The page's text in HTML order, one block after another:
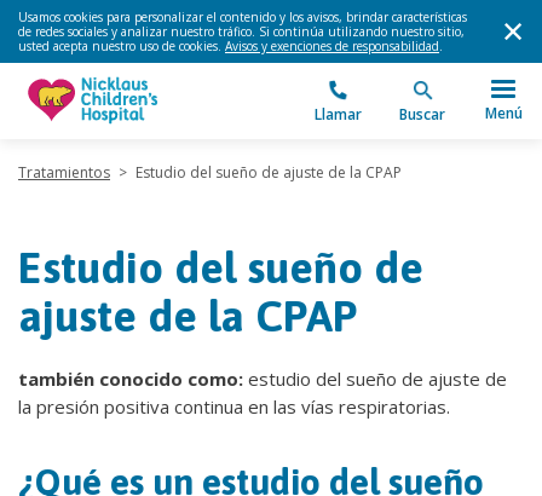
Usamos cookies para personalizar el contenido y los avisos, brindar características
de redes sociales y analizar nuestro tráfico. Si continúa utilizando nuestro sitio,
usted acepta nuestro uso de cookies. Avisos y exenciones de responsabilidad.
Llamar Buscar Menú
Tratamientos > Estudio del sueño de ajuste de la CPAP
Estudio del sueño de
ajuste de la CPAP
también conocido como: estudio del sueño de ajuste de
la presión positiva continua en las vías respiratorias.
¿Qué es un estudio del sueño